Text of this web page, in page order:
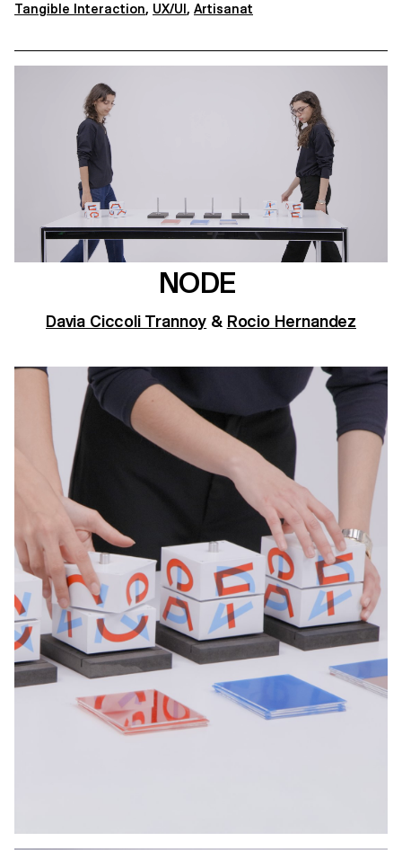
Tangible Interaction, UX/UI, Artisanat
NODE
Davia Ciccoli Trannoy & Rocio Hernandez